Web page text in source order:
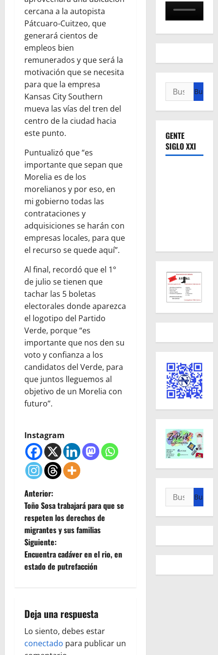
cercana a la autopista
Pátcuaro-Cuitzeo, que
generará cientos de
empleos bien
remunerados y que será la
motivación que se necesita
para que la empresa
Kansas City Southern
mueva las vías del tren del
centro de la ciudad hacia
este punto.
Puntualizó que “es
importante que sepan que
Morelia es de los
morelianos y por eso, en
mi gobierno todas las
contrataciones y
adquisiciones se harán con
empresas locales, para que
el recurso se quede aquí”.
Al final, recordó que el 1°
de julio se tienen que
tachar las 5 boletas
electorales donde aparezca
el logotipo del Partido
Verde, porque “es
importante que nos den su
voto y confianza a los
candidatos del Verde, para
que juntos lleguemos al
objetivo de un Morelia con
futuro”.
Instagram
N
a
v
e
c
i
Anterior:
Toño Sosa trabajará para que se
respeten los derechos de
migrantes y sus familias
Siguiente:
Encuentra cadáver en el rio, en
estado de putrefacción
Deja una respuesta
Lo siento, debes estar
conectado para publicar un
Buscar:
GENTE
SIGLO XXI
Buscar: